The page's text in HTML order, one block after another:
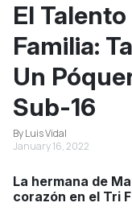
El
Familia:
Un
Sub-16
By Luis Vidal
January 16, 2022
La hermana de
corazón en el Tri